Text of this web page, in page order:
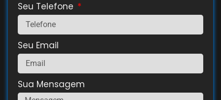
Seu Telefone
Seu Email
Sua Mensagem